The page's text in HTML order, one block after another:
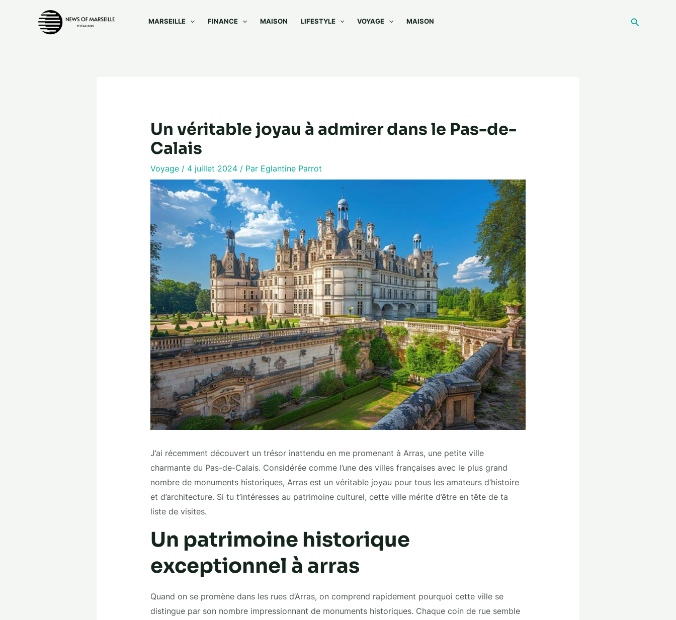
MARSEILLE FINANCE MAISON LIFESTYLE VOYAGE MAISON
Un véritable joyau à admirer dans le Pas-de-
Calais
Voyage/ 4 juillet 2024 / Par Eglantine Parrot
J’ai récemment découvert un trésor inattendu en me promenant à Arras, une petite ville
charmante du Pas-de-Calais. Considérée comme l’une des villes françaises avec le plus grand
nombre de monuments historiques, Arras est un véritable joyau pour tous les amateurs d’histoire
et d’architecture. Si tu t’intéresses au patrimoine culturel, cette ville mérite d’être en tête de ta
liste de visites.
Un patrimoine historique
exceptionnel à arras
Quand on se promène dans les rues d’Arras, on comprend rapidement pourquoi cette ville se
distingue par son nombre impressionnant de monuments historiques. Chaque coin de rue semble